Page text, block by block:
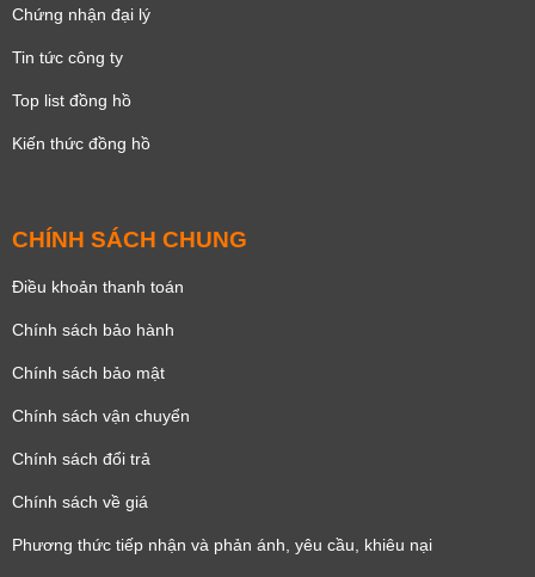
Chứng nhận đại lý
Tin tức công ty
Top list đồng hồ
Kiến thức đồng hồ
CHÍNH SÁCH CHUNG
Điều khoản thanh toán
Chính sách bảo hành
Chính sách bảo mật
Chính sách vận chuyển
Chính sách đổi trả
Chính sách về giá
Phương thức tiếp nhận và phản ánh, yêu cầu, khiêu nại